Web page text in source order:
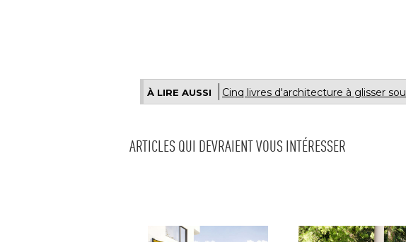
À LIRE AUSSI Cinq livres d'architecture à glisser
ARTICLES QUI DEVRAIENT VOUS INTÉRESSER